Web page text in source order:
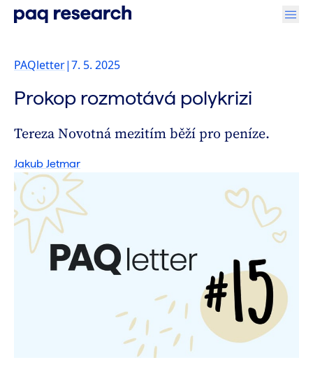
PAQletter|7. 5. 2025
Prokop rozmotává polykrizi
Tereza Novotná mezitím běží pro peníze.
Jakub Jetmar